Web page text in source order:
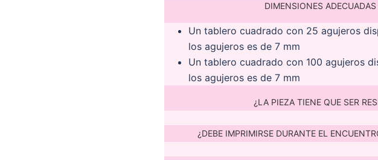
DIMENSIONES
Un tablero cuadrado con 25 agujeros
los agujeros es de 7 mm
Un tablero cuadrado con 100 agujeros
los agujeros es de 7 mm
¿LA PIEZA TIENE QUE SER
¿DEBE IMPRIMIRSE DURANTE EL